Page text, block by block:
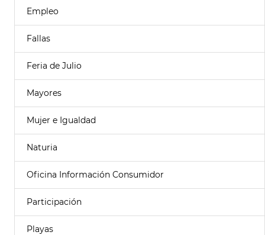
Empleo
Fallas
Feria de Julio
Mayores
Mujer e Igualdad
Naturia
Oficina Información Consumidor
Participación
Playas